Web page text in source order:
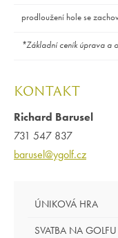
prodloužení hole se
*Základní ceník úprava a
KONTAKT
Richard Barusel
731 547 837
barusel@ygolf.cz
ÚNIKOVÁ HRA
SVATBA NA GOLFU